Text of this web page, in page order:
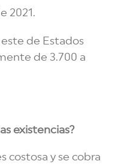
2021.
este de Estados
de 3.700 a
existencias?
costosa y se cobra